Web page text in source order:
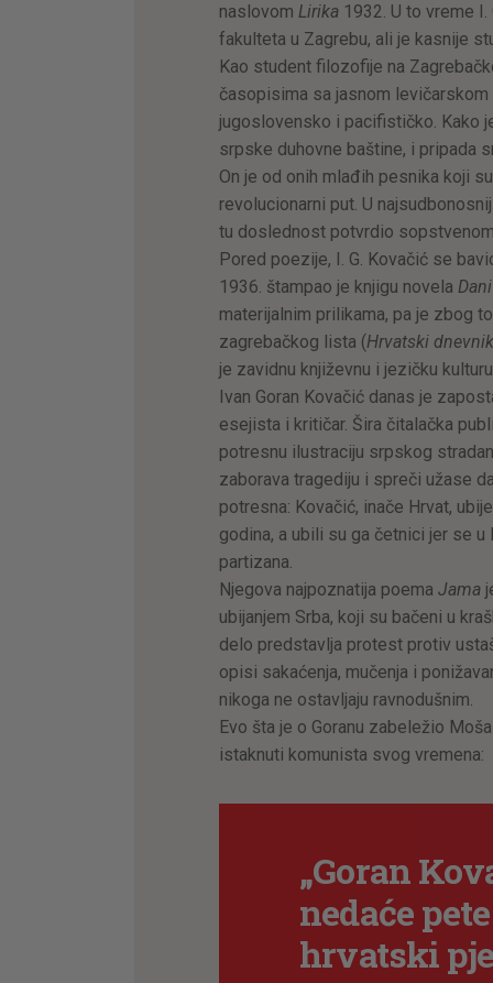
naslovom Lirika1932. U to vreme
fakulteta u Zagrebu, ali je kasnije
Kao student filozofije na
časopisima sa jasnom
jugoslovensko i pacifističko. Kako
srpske duhovne baštine, i pripada
On je od onih mlađih pesnika koji
revolucionarni put. U
tu doslednost potvrdio
Pored poezije, I. G. Kovačić se
1936. štampao je knjigu novela
materijalnim prilikama, pa je zbog
zagrebačkog lista (Hrvatski dnevnik
je zavidnu književnu i jezičku
Ivan Goran Kovačić danas je
esejista i kritičar. Šira čitalačka
potresnu ilustraciju srpskog
zaborava tragediju i spreči užase
potresna: Kovačić, inače Hrvat,
godina, a ubili su ga četnici jer se
partizana.
Njegova najpoznatija poema Jama
ubijanjem Srba, koji su bačeni u
delo predstavlja protest protiv
opisi sakaćenja, mučenja i
nikoga ne ostavljaju ravnodušnim.
Evo šta je o Goranu zabeležio
istaknuti komunista svog vremena:
„Goran
nedaće
hrvatski